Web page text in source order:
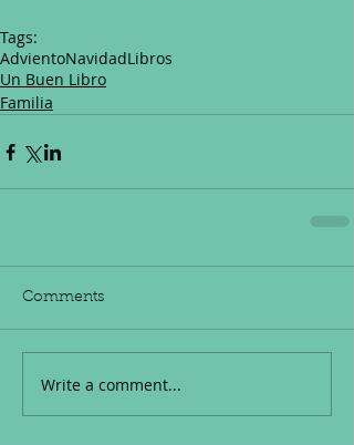
Tags:
AdvientoNavidadLibros
Un Buen Libro
Familia
Comments
Write a comment...